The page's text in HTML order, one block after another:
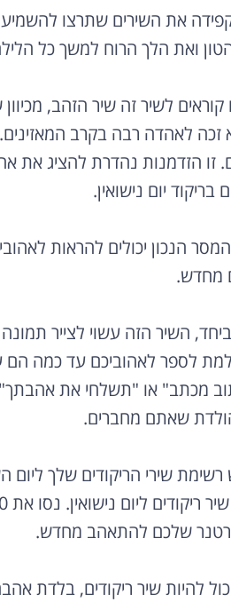
את השירים שתרצו להשמיע
ואת הלך הרוח למשך כל
לשיר זה שיר הזהב,
זכה לאהדה רבה בקרב המאזינים.
זו הזדמנות נהדרת להציג את
יום נישואין.
המסר הנכון יכולים להראות
מחדש.
השיר הזה עשוי לצייר
לספר לאהוביכם עד כמה הם
מכתב" או "תשלחי את
שאתם מחברים.
שירי הריקודים שלך ליום
שלכם להתאהב מחדש.
להיות שיר ריקודים, בלדת